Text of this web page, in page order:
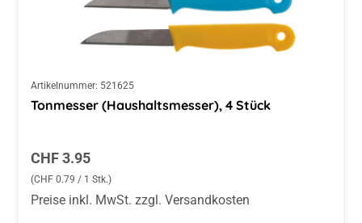
Artikelnummer: 521625
Tonmesser (Haushaltsmesser), 4 Stück
Regulärer Preis:
CHF 3.95
(CHF 0.79 / 1 Stk.)
Preise inkl. MwSt. zzgl. Versandkosten